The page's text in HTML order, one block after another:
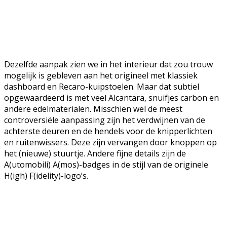
Dezelfde aanpak zien we in het interieur dat zou trouw
mogelijk is gebleven aan het origineel met klassiek
dashboard en Recaro-kuipstoelen. Maar dat subtiel
opgewaardeerd is met veel Alcantara, snuifjes carbon en
andere edelmaterialen. Misschien wel de meest
controversiële aanpassing zijn het verdwijnen van de
achterste deuren en de hendels voor de knipperlichten
en ruitenwissers. Deze zijn vervangen door knoppen op
het (nieuwe) stuurtje. Andere fijne details zijn de
A(utomobili) A(mos)-badges in de stijl van de originele
H(igh) F(idelity)-logo’s.